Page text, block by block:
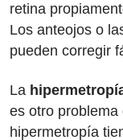
retina
Los anteojos o
pueden corregir
La
es otro problema
hipermetropía